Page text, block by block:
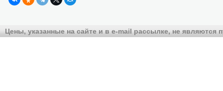
Цены, указанные на сайте и в e-mail рассылке, не являются